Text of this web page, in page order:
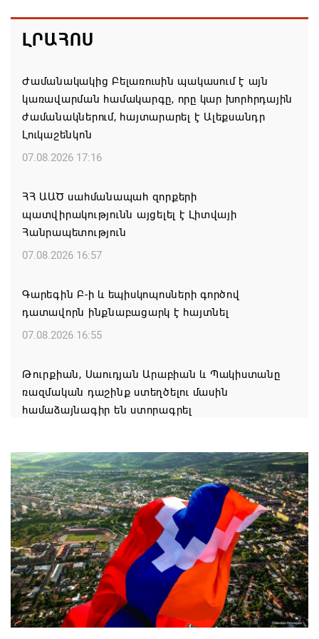
ԼՐԱՀՈՍ
Ժամանակակից Բելառուսին պակասում է այն
կառավարման համակարգը, որը կար խորհրդային
ժամանակներում, հայտարարել է Ալեքսանդր
Լուկաշենկոն
07.08.2026 17:16
ՀՀ ԱԱԾ սահմանապահ զորքերի
պատվիրակությունն այցելել է Լիտվայի
Հանրապետություն
07.08.2026 16:57
Գարեգին Բ-ի և եպիսկոպոսների գործով
դատավորն ինքնաբացարկ է հայտնել
07.08.2026 16:55
Թուրքիան, Սաուդյան Արաբիան և Պակիստանը
ռազմական դաշինք ստեղծելու մասին
համաձայնագիր են ստորագրել
Հայ ժողովուրդն է ընտրում Հայոց Հայրապետին և
հեռացնելու ընթացակարգ չկա
07.08.2026 16:39
Կաթողիկոսի և 6 եպիսկոպոսի գործով դատական
նիստը կանցկացվի դռնփակ
07.08.2026 16:34
ՀՐԱՎԻՐՈՒՄ ԵՆՔ ՄԻԱՍԻՆ ՆՇԵԼՈՒ ՏԱՇՏՈՒՆ